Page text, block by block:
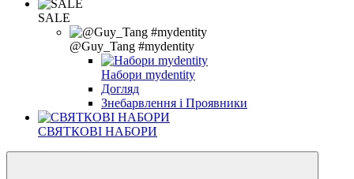
SALE
@Guy_Tang #mydentity
Набори mydentity
Догляд
Знебарвлення і Проявники
СВЯТКОВІ НАБОРИ